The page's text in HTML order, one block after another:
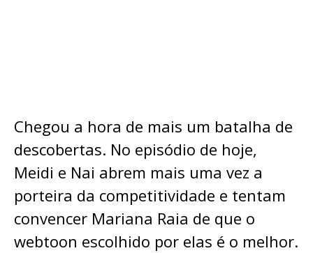
Chegou a hora de mais um batalha de
descobertas. No episódio de hoje,
Meidi e Nai abrem mais uma vez a
porteira da competitividade e tentam
convencer Mariana Raia de que o
webtoon escolhido por elas é o melhor.